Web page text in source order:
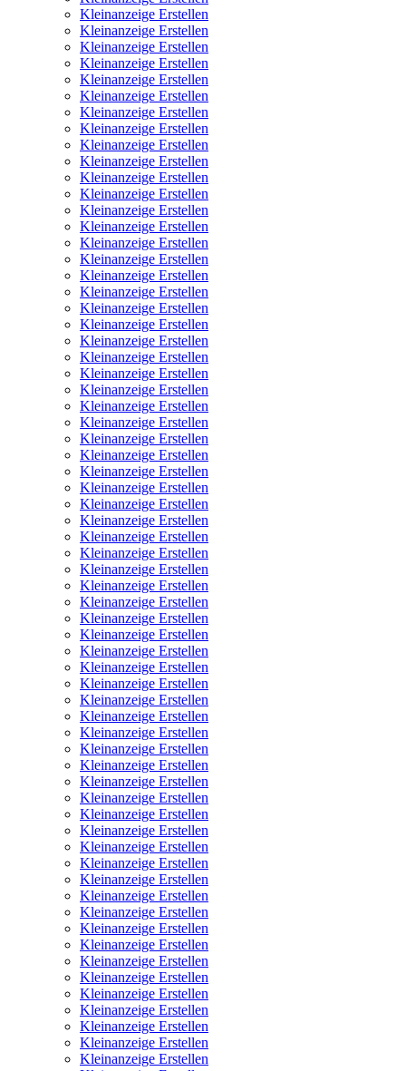
Kleinanzeige Erstellen
Kleinanzeige Erstellen
Kleinanzeige Erstellen
Kleinanzeige Erstellen
Kleinanzeige Erstellen
Kleinanzeige Erstellen
Kleinanzeige Erstellen
Kleinanzeige Erstellen
Kleinanzeige Erstellen
Kleinanzeige Erstellen
Kleinanzeige Erstellen
Kleinanzeige Erstellen
Kleinanzeige Erstellen
Kleinanzeige Erstellen
Kleinanzeige Erstellen
Kleinanzeige Erstellen
Kleinanzeige Erstellen
Kleinanzeige Erstellen
Kleinanzeige Erstellen
Kleinanzeige Erstellen
Kleinanzeige Erstellen
Kleinanzeige Erstellen
Kleinanzeige Erstellen
Kleinanzeige Erstellen
Kleinanzeige Erstellen
Kleinanzeige Erstellen
Kleinanzeige Erstellen
Kleinanzeige Erstellen
Kleinanzeige Erstellen
Kleinanzeige Erstellen
Kleinanzeige Erstellen
Kleinanzeige Erstellen
Kleinanzeige Erstellen
Kleinanzeige Erstellen
Kleinanzeige Erstellen
Kleinanzeige Erstellen
Kleinanzeige Erstellen
Kleinanzeige Erstellen
Kleinanzeige Erstellen
Kleinanzeige Erstellen
Kleinanzeige Erstellen
Kleinanzeige Erstellen
Kleinanzeige Erstellen
Kleinanzeige Erstellen
Kleinanzeige Erstellen
Kleinanzeige Erstellen
Kleinanzeige Erstellen
Kleinanzeige Erstellen
Kleinanzeige Erstellen
Kleinanzeige Erstellen
Kleinanzeige Erstellen
Kleinanzeige Erstellen
Kleinanzeige Erstellen
Kleinanzeige Erstellen
Kleinanzeige Erstellen
Kleinanzeige Erstellen
Kleinanzeige Erstellen
Kleinanzeige Erstellen
Kleinanzeige Erstellen
Kleinanzeige Erstellen
Kleinanzeige Erstellen
Kleinanzeige Erstellen
Kleinanzeige Erstellen
Kleinanzeige Erstellen
Kleinanzeige Erstellen